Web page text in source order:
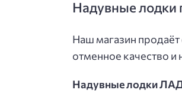
Надувные лодки
Наш магазин продаёт
отменное качество
Надувные лодки